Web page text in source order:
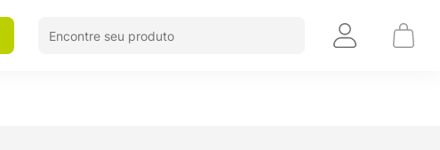
Encontre seu produto